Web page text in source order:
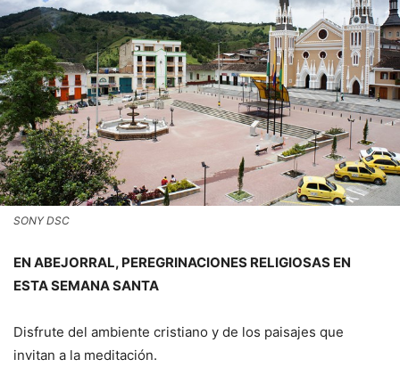
SONY DSC
EN ABEJORRAL, PEREGRINACIONES RELIGIOSAS EN
ESTA SEMANA SANTA
Disfrute del ambiente cristiano y de los paisajes que
invitan a la meditación.